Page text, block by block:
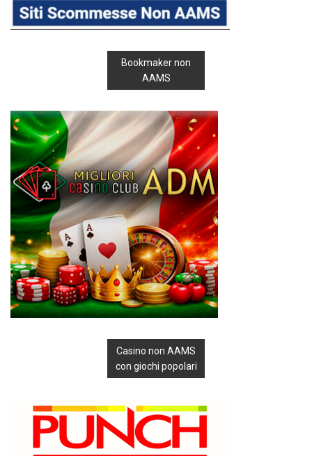
Bookmaker non
AAMS
Casino non AAMS
con giochi popolari